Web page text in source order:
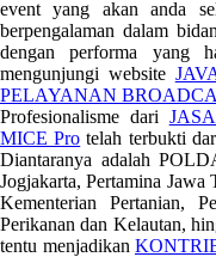
event yang akan anda
berpengalaman dalam
dengan performa yang
mengunjungi website
PELAYANAN
Profesionalisme dari
MICE Pro telah terbukti
Diantaranya adalah
Jogjakarta, Pertamina Jawa
Kementerian Pertanian,
Perikanan dan Kelautan,
tentu menjadikan